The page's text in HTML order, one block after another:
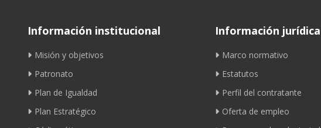
Información institucional
Misión y objetivos
Patronato
Plan de Igualdad
Plan Estratégico
Información jurídica
Marco normativo
Estatutos
Perfil del contratante
Oferta de empleo